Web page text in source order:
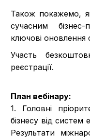
Також покажемо,
сучасним
ключові оновлення
Участь
реєстрації.
План вебінару:
1. Головні
бізнесу від систем
Результати